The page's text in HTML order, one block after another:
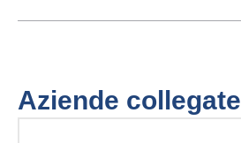
Aziende collegate